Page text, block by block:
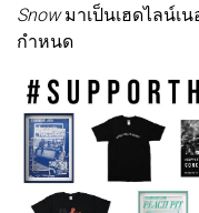
Snowมาเป็นเฮดไลน์เ
กำหนด